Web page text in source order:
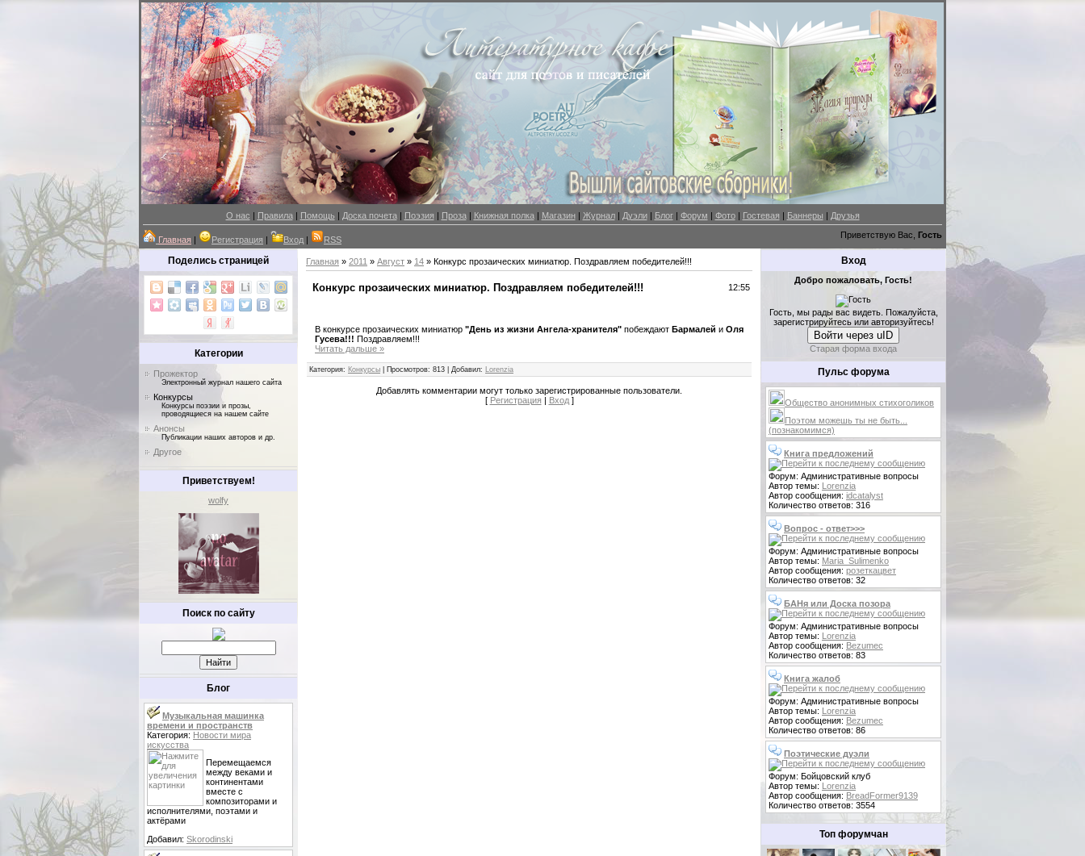
О нас | Правила| Помощь | Доска почета| Поэзия | Проза| Книжная полка| Магазин| Журнал| Дуэли| Блог| Форум | Фото| Гостевая | Баннеры | Друзья
Главная | Регистрация | Вход | RSS Приветствую Вас, Гость
Поделись страницей
Категории
Прожектор
Электронный журнал нашего сайта
Конкурсы
Конкурсы поэзии и прозы,
проводящиеся на нашем сайте
Анонсы
Публикации наших авторов и др.
Другое
Приветствуем!
wolfy
Поиск по сайту
Блог
Музыкальная машинка
времени и пространств
Категория: Новости мира
искусства
Перемещаемся
между веками и
континентами
вместе с
композиторами и
исполнителями, поэтами и
актёрами
Добавил: Skorodinski
Главная » 2011 » Август » 14 » Конкурс прозаических миниатюр. Поздравляем победителей!!!
Конкурс прозаических миниатюр. Поздравляем победителей!!! 12:55
В конкурсе прозаических миниатюр"День из жизни Ангела-хранителя"побеждают Бармалей иОля
Гусева!!! Поздравляем!!!
Читать дальше »
Категория: Конкурсы Просмотров: 813 | Добавил: Lorenzia
Добавлять комментарии могут только зарегистрированные пользователи.
[ Регистрация Вход]
Вход
Добро пожаловать, Гость!
Гость, мы рады вас видеть. Пожалуйста,
зарегистрируйтесь или авторизуйтесь!
Войти через uID
Старая форма входа
Пульс форума
Общество анонимных стихоголиков
Поэтом можешь ты не быть...
(познакомимся)
Книга предложений
Форум: Административные вопросы
Автор темы: Lorenzia
Автор сообщения: idcatalyst
Количество ответов: 316
Вопрос - ответ>>>
Форум: Административные вопросы
Автор темы: Maria_Sulimenko
Автор сообщения: розеткацвет
Количество ответов: 32
БАНя или Доска позора
Форум: Административные вопросы
Автор темы: Lorenzia
Автор сообщения: Bezumec
Количество ответов: 83
Книга жалоб
Форум: Административные вопросы
Автор темы: Lorenzia
Автор сообщения: Bezumec
Количество ответов: 86
Поэтические дуэли
Форум: Бойцовский клуб
Автор темы: Lorenzia
Автор сообщения: BreadFormer9139
Количество ответов: 3554
Топ форумчан